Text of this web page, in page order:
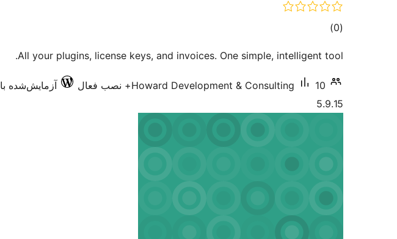
(0 مجموع)
All your plugins, license keys, and invoices. One simple, intelligent tool.
Howard Development & Consulting 10+ نصب فعال
آزمایش‌شده با
5.9.15